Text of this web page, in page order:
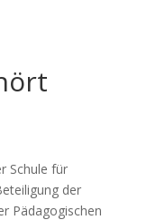
Schule für
der
Pädagogischen